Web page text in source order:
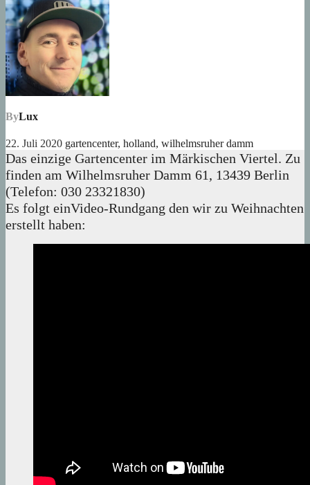
ByLux
22. Juli 2020 gartencenter, holland, wilhelmsruher damm
Das einzige Gartencenter im Märkischen Viertel. Zu
finden am Wilhelmsruher Damm 61, 13439 Berlin
(Telefon: 030 23321830)
Es folgt einVideo-Rundgang den wir zu Weihnachten
erstellt haben: